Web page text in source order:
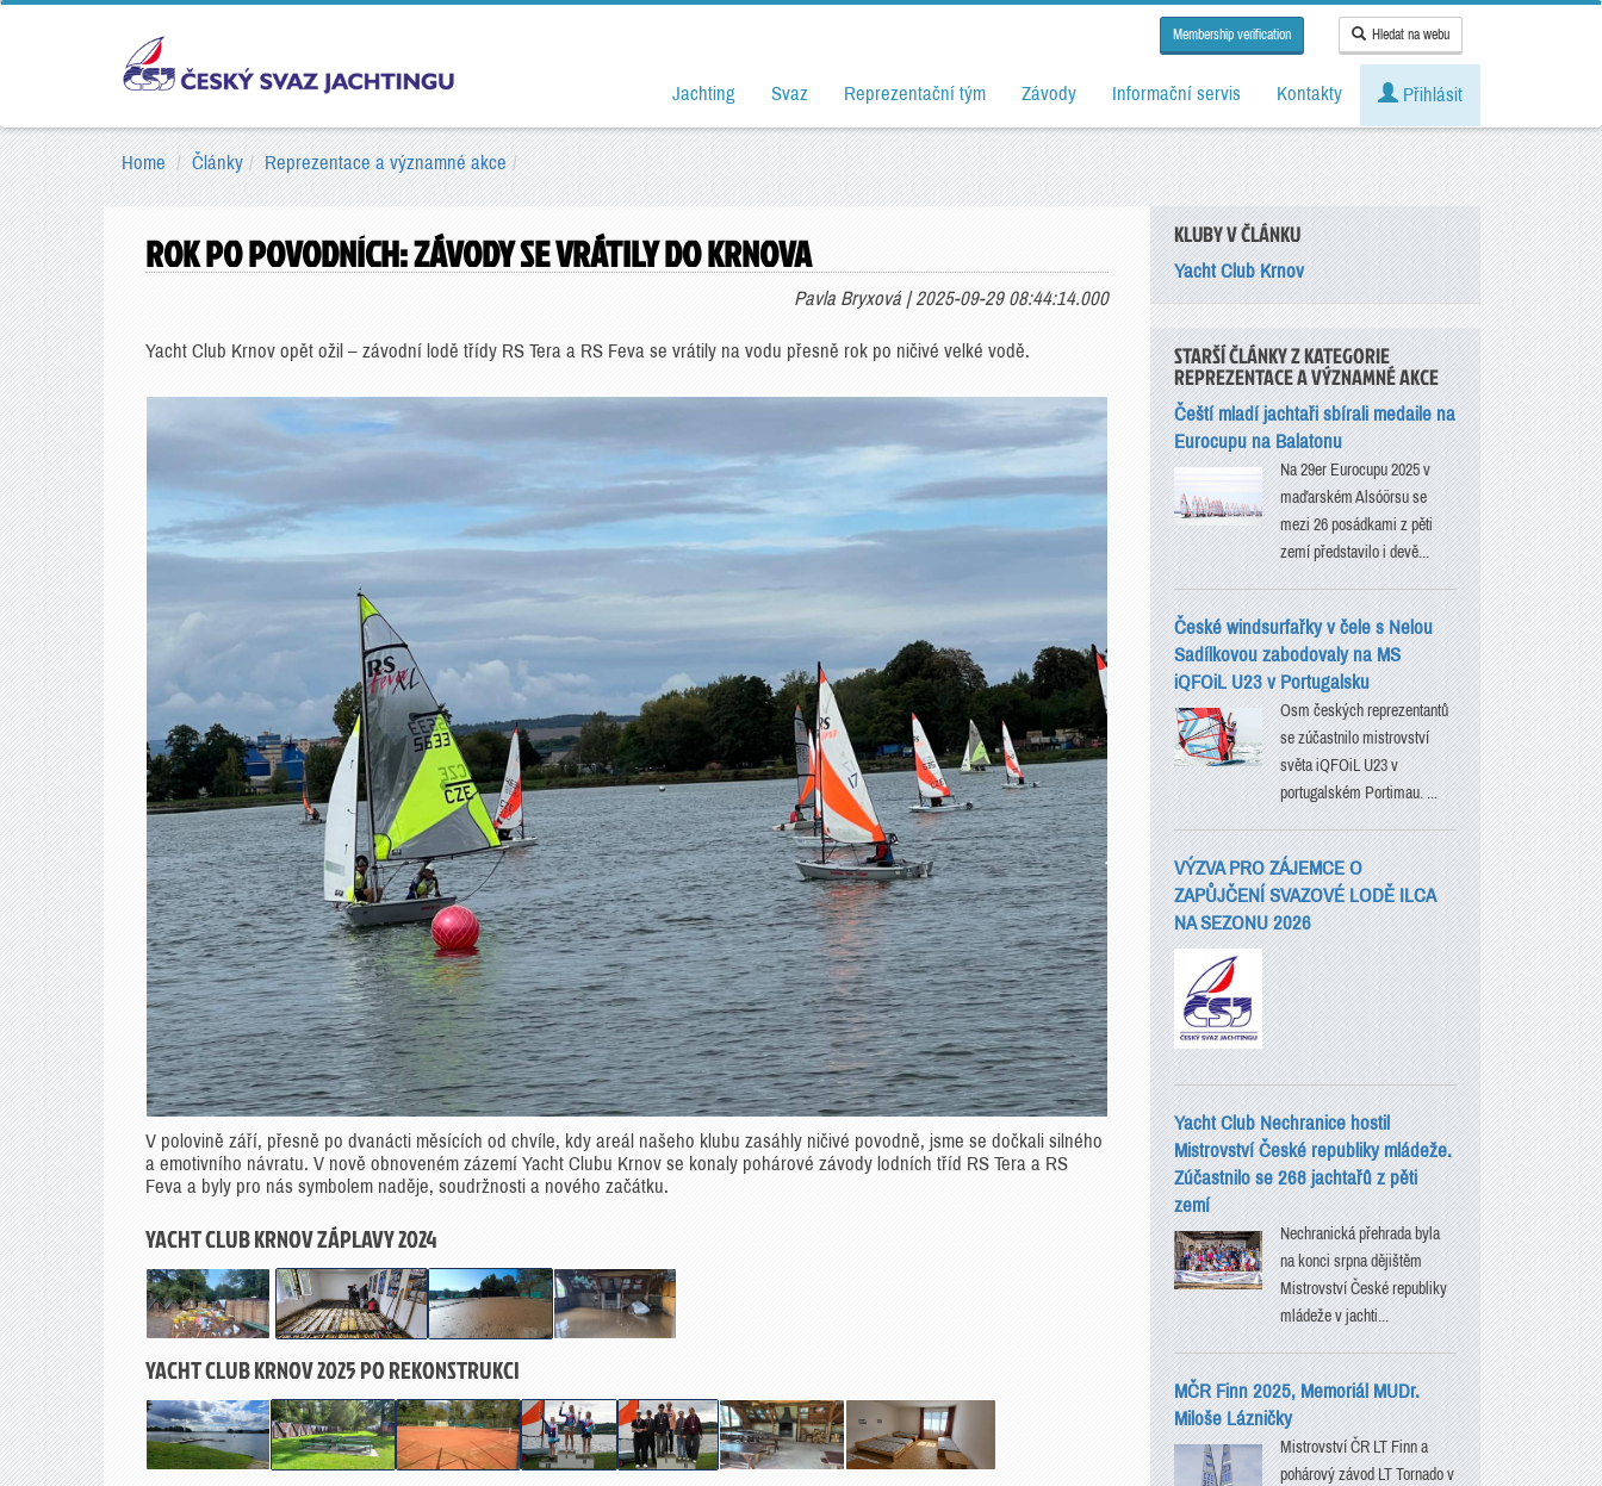
Membership verification Hledat na webu
Jachting Svaz Reprezentační tým Závody Informační servis Kontakty Přihlásit
Home Články Reprezentace a významné akce
ROK PO POVODNÍCH: ZÁVODY SE VRÁTILY DO KRNOVA
Pavla Bryxová | 2025-09-29 08:44:14.000
Yacht Club Krnov opět ožil – závodní lodě třídy RS Tera a RS Feva se vrátily na vodu přesně rok po ničivé velké vodě.
V polovině září, přesně po dvanácti měsících od chvíle, kdy areál našeho klubu zasáhly ničivé povodně, jsme se dočkali silného
a emotivního návratu. V nově obnoveném zázemí Yacht Clubu Krnov se konaly pohárové závody lodních tříd RS Tera a RS
Feva a byly pro nás symbolem naděje, soudržnosti a nového začátku.
YACHT CLUB KRNOV ZÁPLAVY 2024
YACHT CLUB KRNOV 2025 PO REKONSTRUKCI
KLUBY V ČLÁNKU
Yacht Club Krnov
STARŠÍ ČLÁNKY Z KATEGORIE
REPREZENTACE A VÝZNAMNÉ AKCE
Čeští mladí jachtaři sbírali medaile na
Eurocupu na Balatonu
Na 29er Eurocupu 2025 v
maďarském Alsóörsu se
mezi 26 posádkami z pěti
zemí představilo i devě...
České windsurfařky v čele s Nelou
Sadílkovou zabodovaly na MS
iQFOiL U23 v Portugalsku
Osm českých reprezentantů
se zúčastnilo mistrovství
světa iQFOiL U23 v
portugalském Portimau. ...
VÝZVA PRO ZÁJEMCE O
ZAPŮJČENÍ SVAZOVÉ LODĚ ILCA
NA SEZONU 2026
Yacht Club Nechranice hostil
Mistrovství České republiky mládeže.
Zúčastnilo se 268 jachtařů z pěti
zemí
Nechranická přehrada byla
na konci srpna dějištěm
Mistrovství České republiky
mládeže v jachti...
MČR Finn 2025, Memoriál MUDr.
Miloše Lázničky
Mistrovství ČR LT Finn a
pohárový závod LT Tornado v